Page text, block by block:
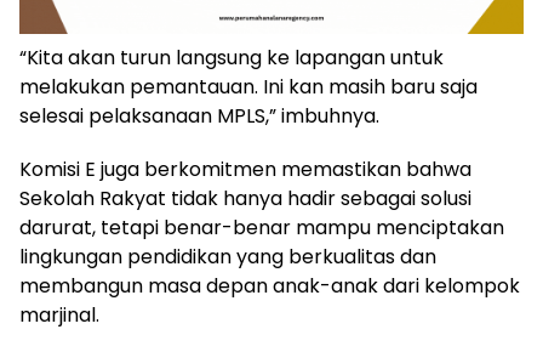
“Kita akan turun langsung ke lapangan untuk
melakukan pemantauan. Ini kan masih baru saja
selesai pelaksanaan MPLS,” imbuhnya.
Komisi E juga berkomitmen memastikan bahwa
Sekolah Rakyat tidak hanya hadir sebagai solusi
darurat, tetapi benar-benar mampu menciptakan
lingkungan pendidikan yang berkualitas dan
membangun masa depan anak-anak dari kelompok
marjinal.